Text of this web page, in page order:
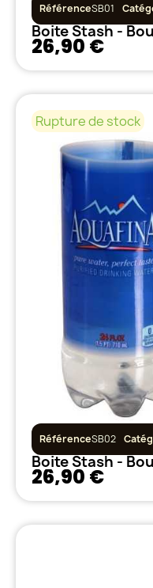
RéférenceSB01
Boite Stash -
26,90 €
Rupture de stock
RéférenceSB02
Boite Stash -
26,90 €